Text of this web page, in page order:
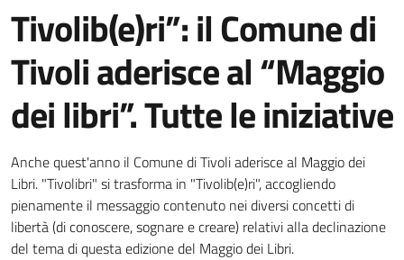
Tivolib(e)ri”: il Comune di
Tivoli aderisce al “Maggio
dei libri”. Tutte le iniziative
Dettagli della notizia
Anche quest'anno il Comune di Tivoli aderisce al Maggio dei
Libri. "Tivolibri" si trasforma in "Tivolib(e)ri", accogliendo
pienamente il messaggio contenuto nei diversi concetti di
libertà (di conoscere, sognare e creare) relativi alla declinazione
del tema di questa edizione del Maggio dei Libri.